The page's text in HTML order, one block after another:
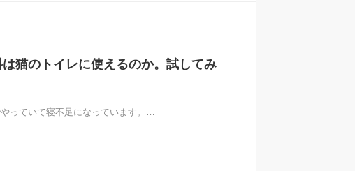
猫のトイレに使えるのか。試してみ
っていて寝不足になっています。…